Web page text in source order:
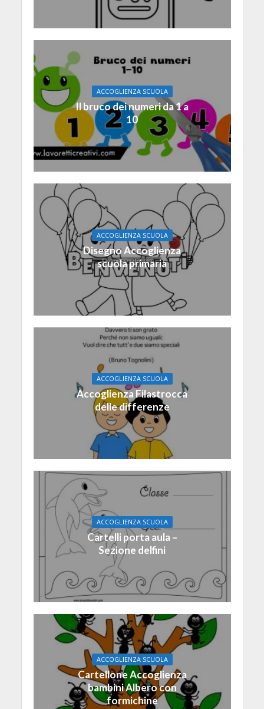
ACCOGLIENZA SCUOLA
Il bruco dei numeri da 1 a
10
ACCOGLIENZA SCUOLA
Disegno Accoglienza
scuola primaria
ACCOGLIENZA SCUOLA
Accoglienza Filastrocca
delle differenze
ACCOGLIENZA SCUOLA
Cartelli porta aula –
Sezione delfini
ACCOGLIENZA SCUOLA
Cartellone Accoglienza
bambini Albero con
formichine